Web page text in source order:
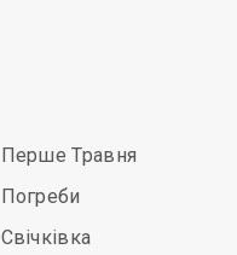
Перше Травня
Погреби
Свічківка